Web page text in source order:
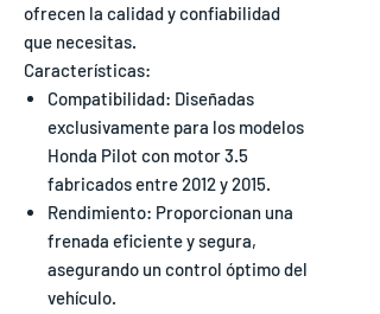
ofrecen la calidad y confiabilidad
que necesitas.
Características:
Compatibilidad: Diseñadas
exclusivamente para los modelos
Honda Pilot con motor 3.5
fabricados entre 2012 y 2015.
Rendimiento: Proporcionan una
frenada eficiente y segura,
asegurando un control óptimo del
vehículo.